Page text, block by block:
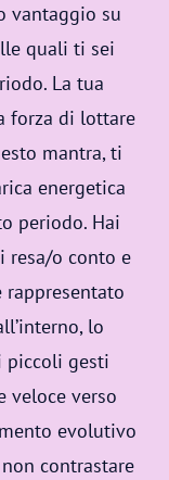
vantaggio su
quali ti sei
La tua
forza di lottare
mantra, ti
energetica
periodo. Hai
resa/o conto e
lo
piccoli gesti
veloce verso
evolutivo
contrastare